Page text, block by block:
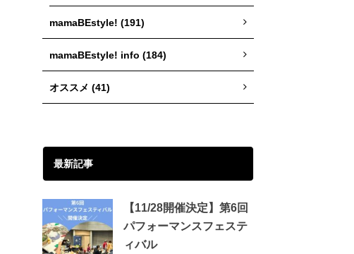
mamaBEstyle! (191)
mamaBEstyle! info (184)
オススメ (41)
最新記事
【11/28開催決定】第6回
パフォーマンスフェステ
ィバル